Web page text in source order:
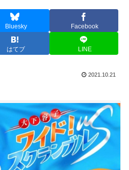
Bluesky Facebook
はてブ LINE
2021.10.21